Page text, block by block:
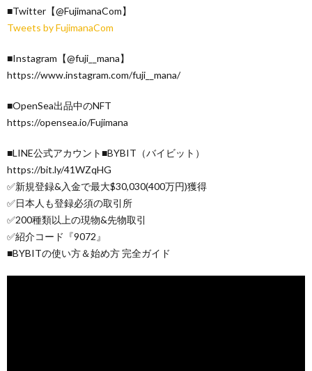
■Twitter【@FujimanaCom】
Tweets by FujimanaCom
■Instagram【@fuji__mana】
https://www.instagram.com/fuji__mana/
■OpenSea出品中のNFT
https://opensea.io/Fujimana
■LINE公式アカウント■BYBIT（バイビット）
https://bit.ly/41WZqHG
✅新規登録&入金で最大$30,030(400万円)獲得
✅日本人も登録必須の取引所
✅200種類以上の現物&先物取引
✅紹介コード『9072』
■BYBITの使い方＆始め方 完全ガイド